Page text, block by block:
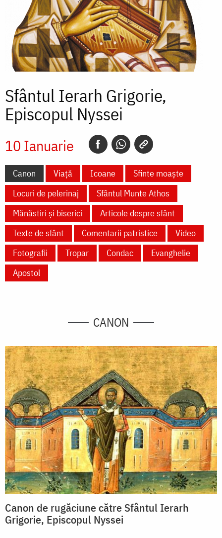
Sfântul Ierarh Grigorie,
Episcopul Nyssei
10 Ianuarie
Canon Viață Icoane
Sfinte moaște
Locuri de pelerinaj
Sfântul Munte Athos
Mănăstiri și biserici
Articole despre sfânt
Texte de sfânt
Comentarii patristice
Video
Fotografii
Tropar Condac
Evanghelie
Apostol
CANON
Canon de rugăciune către Sfântul Ierarh
Grigorie, Episcopul Nyssei